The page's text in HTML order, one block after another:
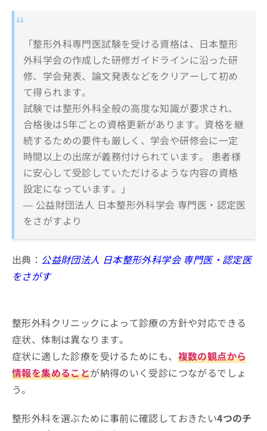
「整形外科専門医試験を受ける資格は、日本整形
外科学会の作成した研修ガイドラインに沿った研
修、学会発表、論文発表などをクリアーして初め
て得られます。
試験では整形外科全般の高度な知識が要求され、
合格後は5年ごとの資格更新があります。資格を継
続するための要件も厳しく、学会や研修会に一定
時間以上の出席が義務付けられています。 患者様
に安心して受診していただけるような内容の資格
設定になっています。」
— 公益財団法人 日本整形外科学会 専門医・認定医
をさがすより
出典： 公益財団法人 日本整形外科学会 専門医・認定医
をさがす
整形外科クリニックによって診療の方針や対応できる
症状、体制は異なります。
症状に適した診療を受けるためにも、 複数の観点から
情報を集めることが納得のいく受診につながるでしょ
う。
整形外科を選ぶために事前に確認しておきたい4つのチ